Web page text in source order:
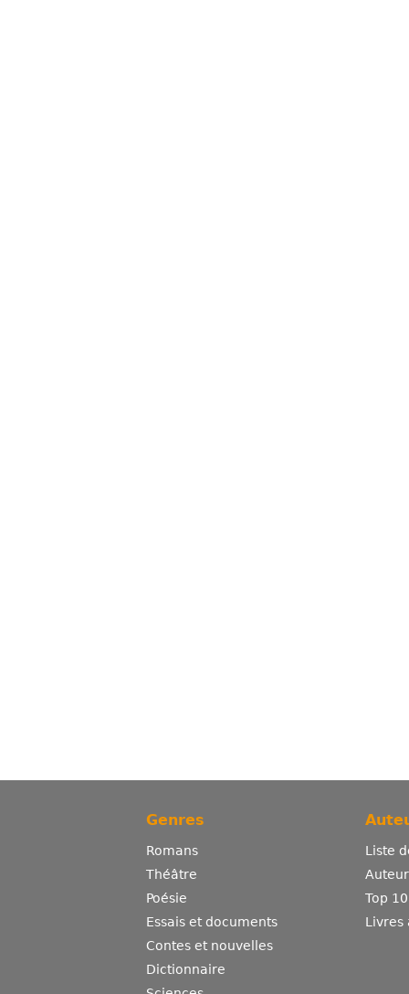
Genres
Romans
Théâtre
Poésie
Essais et documents
Contes et nouvelles
Dictionnaire
Liste
Top
Livres